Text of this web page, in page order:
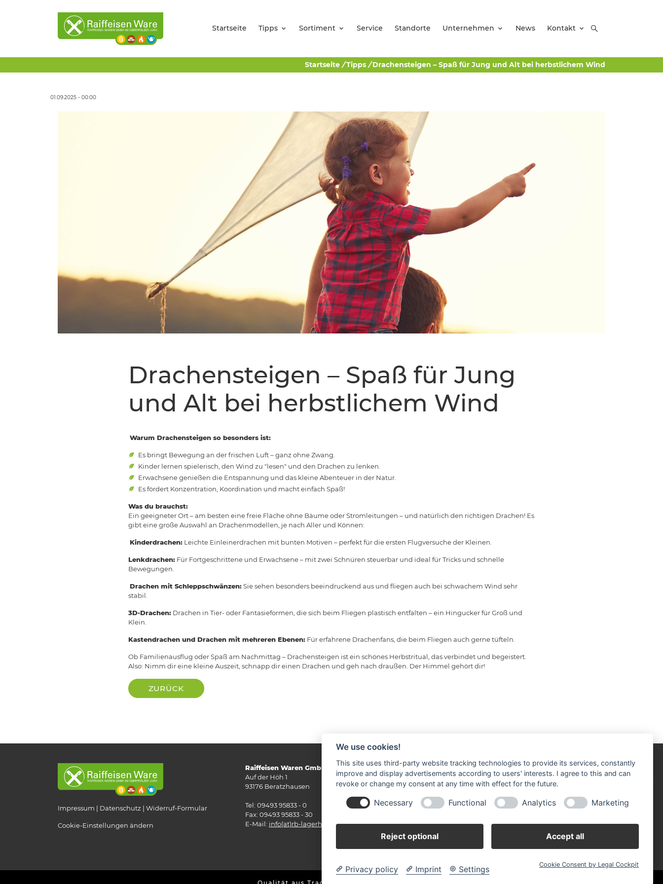
Startseite Tipps Sortiment Service Standorte Unternehmen News Kontakt
Startseite / Tipps / Drachensteigen – Spaß für Jung und Alt bei herbstlichem Wind
01.09.2025 - 00:00
Drachensteigen – Spaß für Jung
und Alt bei herbstlichem Wind
Warum Drachensteigen so besonders ist:
Es bringt Bewegung an der frischen Luft – ganz ohne Zwang.
Kinder lernen spielerisch, den Wind zu "lesen" und den Drachen zu lenken.
Erwachsene genießen die Entspannung und das kleine Abenteuer in der Natur.
Es fördert Konzentration, Koordination und macht einfach Spaß!
Was du brauchst:
Ein geeigneter Ort – am besten eine freie Fläche ohne Bäume oder Stromleitungen – und natürlich den richtigen Drachen! Es
gibt eine große Auswahl an Drachenmodellen, je nach Aller und Können:
Kinderdrachen:Leichte Einleinerdrachen mit bunten Motiven – perfekt für die ersten Flugversuche der Kleinen.
Lenkdrachen:Für Fortgeschrittene und Erwachsene – mit zwei Schnüren steuerbar und ideal für Tricks und schnelle
Bewegungen.
Drachen mit Schleppschwänzen:Sie sehen besonders beeindruckend aus und fliegen auch bei schwachem Wind sehr
stabil.
3D-Drachen:Drachen in Tier- oder Fantasieformen, die sich beim Fliegen plastisch entfalten – ein Hingucker für Groß und
Klein.
Kastendrachen und Drachen mit mehreren Ebenen:Für erfahrene Drachenfans, die beim Fliegen auch gerne tüfteln.
Ob Familienausflug oder Spaß am Nachmittag – Drachensteigen ist ein schönes Herbstritual, das verbindet und begeistert.
Also: Nimm dir eine kleine Auszeit, schnapp dir einen Drachen und geh nach draußen. Der Himmel gehört dir!
ZURÜCK
Impressum Datenschutz Widerruf-Formular
Cookie-Einstellungen ändern
Raiffeisen Waren GmbH im Oberpfälzer Jura
Auf der Höh 1
93176 Beratzhausen
Tel: 09493 95833 - 0
Fax: 09493 95833 - 30
E-Mail: info(at)rb-lagerhaus.de
Klimaschutz-Zertifikat 2024
We use cookies!
This site uses third-party website tracking technologies to provide its services, constantly
improve and display advertisements according to users' interests. I agree to this and can
revoke or change my consent at any time with effect for the future.
Necessary Functional Analytics Marketing
Reject optional Accept all
Privacy policy Imprint Settings Cookie Consent by Legal Cockpit